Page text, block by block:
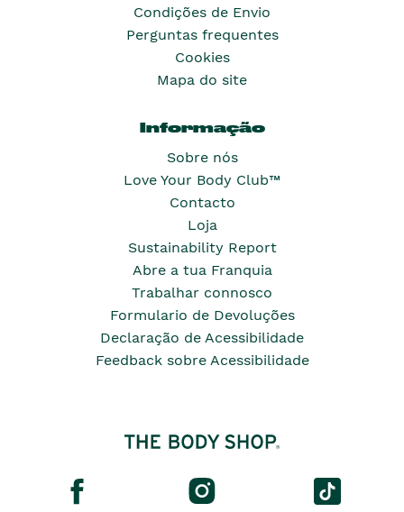
Condições de Envio
Perguntas frequentes
Cookies
Mapa do site
Informação
Sobre nós
Love Your Body Club™
Contacto
Loja
Sustainability Report
Abre a tua Franquia
Trabalhar connosco
Formulario de Devoluções
Declaração de Acessibilidade
Feedback sobre Acessibilidade